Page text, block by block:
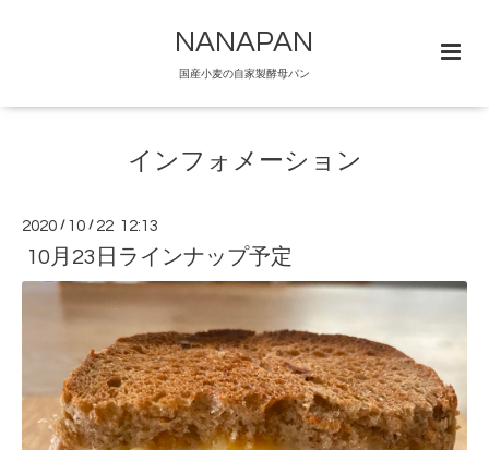
NANAPAN
国産小麦の自家製酵母パン
インフォメーション
2020 / 10 / 22 12:13
10月23日ラインナップ予定